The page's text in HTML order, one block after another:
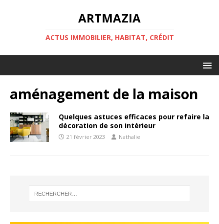
ARTMAZIA
ACTUS IMMOBILIER, HABITAT, CRÉDIT
aménagement de la maison
Quelques astuces efficaces pour refaire la
décoration de son intérieur
21 février 2023 Nathalie